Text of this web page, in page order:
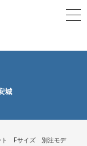
城
ト Fサイズ 別注モデ